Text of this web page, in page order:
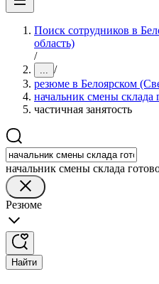
Поиск сотрудников в
область)
/
... /
резюме в Белоярском
начальник смены склада
частичная занятость
начальник смены склада
Резюме
Найти